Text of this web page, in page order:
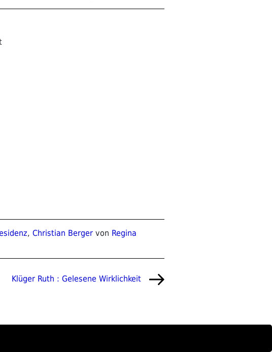
, Christian Berger von Regina
Beitrag
Klüger Ruth : Gelesene Wirklichkeit